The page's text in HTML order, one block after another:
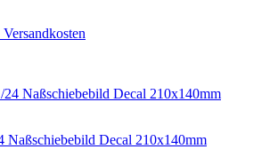
Naßschiebebild Decal 210x140mm